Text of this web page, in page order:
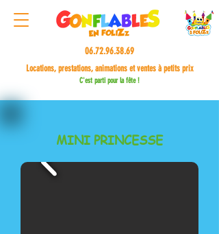
06.72.96.38.69
Locations, prestations, animations et ventes à petits prix
C'est parti pour la fête !
MINI PRINCESSE